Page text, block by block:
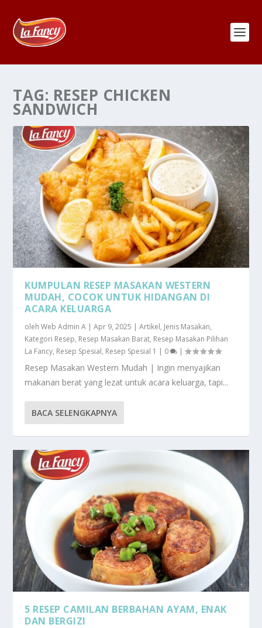
TAG: RESEP CHICKEN
SANDWICH
KUMPULAN RESEP MASAKAN WESTERN
MUDAH, COCOK UNTUK HIDANGAN DI
ACARA KELUARGA
olehWeb Admin A |Apr 9, 2025 |Artikel, Jenis Masakan,
Kategori Resep, Resep Masakan Barat, Resep Masakan Pilihan
La Fancy, Resep Spesial, Resep Spesial 1 | 0 |
Resep Masakan Western Mudah | Ingin menyajikan
makanan berat yang lezat untuk acara keluarga, tapi...
BACA SELENGKAPNYA
5 RESEP CAMILAN BERBAHAN AYAM, ENAK
DAN BERGIZI